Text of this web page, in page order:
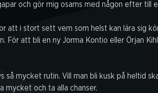
och gör mig osams med någon efter till
att i stort sett vem som helst kan lära sig
För att bli en ny Jorma Kontio eller Örjan
så mycket rutin. Vill man bli kusk på heltid
mycket och ta alla chanser.